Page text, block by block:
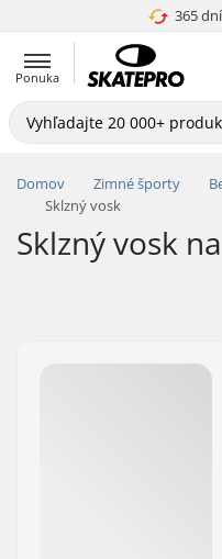
365
Ponuka
Domov Zimné športy
Sklzný vosk
Sklzný vosk